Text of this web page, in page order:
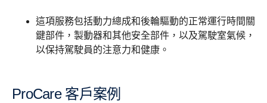
這項服務包括動力總成和後輪驅動的正常運行時間關
鍵部件，製動器和其他安全部件，以及駕駛室氣候，
以保持駕駛員的注意力和健康。
ProCare 客戶案例